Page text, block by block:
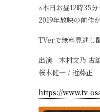
⭐︎本日お昼12時35
2019年放映の前作
TVerで無料見逃し
出演 木村文乃 古
桜木健一 / 近藤正
https://www.tv-